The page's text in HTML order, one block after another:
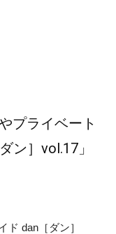
プライベート
ン］vol.17」
ド dan［ダン］